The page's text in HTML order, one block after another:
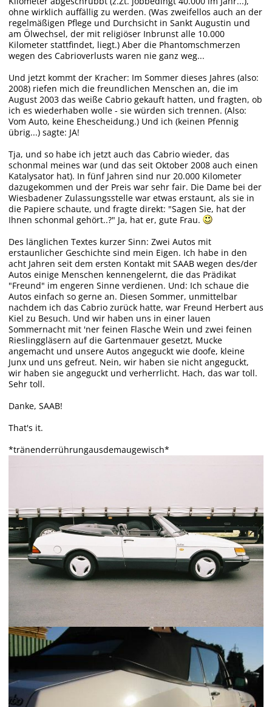
ohne wirklich auffällig zu werden. (Was zweifellos auch an der
regelmäßigen Pflege und Durchsicht in Sankt Augustin und
am Ölwechsel, der mit religiöser Inbrunst alle 10.000
Kilometer stattfindet, liegt.) Aber die Phantomschmerzen
wegen des Cabrioverlusts waren nie ganz weg...
Und jetzt kommt der Kracher: Im Sommer dieses Jahres (also:
2008) riefen mich die freundlichen Menschen an, die im
August 2003 das weiße Cabrio gekauft hatten, und fragten, ob
ich es wiederhaben wolle - sie würden sich trennen. (Also:
Vom Auto, keine Ehescheidung.) Und ich (keinen Pfennig
übrig...) sagte: JA!
Tja, und so habe ich jetzt auch das Cabrio wieder, das
schonmal meines war (und das seit Oktober 2008 auch einen
Katalysator hat). In fünf Jahren sind nur 20.000 Kilometer
dazugekommen und der Preis war sehr fair. Die Dame bei der
Wiesbadener Zulassungsstelle war etwas erstaunt, als sie in
die Papiere schaute, und fragte direkt: "Sagen Sie, hat der
Ihnen schonmal gehört..?" Ja, hat er, gute Frau.
Des länglichen Textes kurzer Sinn: Zwei Autos mit
erstaunlicher Geschichte sind mein Eigen. Ich habe in den
acht Jahren seit dem ersten Kontakt mit SAAB wegen des/der
Autos einige Menschen kennengelernt, die das Prädikat
"Freund" im engeren Sinne verdienen. Und: Ich schaue die
Autos einfach so gerne an. Diesen Sommer, unmittelbar
nachdem ich das Cabrio zurück hatte, war Freund Herbert aus
Kiel zu Besuch. Und wir haben uns in einer lauen
Sommernacht mit 'ner feinen Flasche Wein und zwei feinen
Rieslinggläsern auf die Gartenmauer gesetzt, Mucke
angemacht und unsere Autos angeguckt wie doofe, kleine
Junx und uns gefreut. Nein, wir haben sie nicht angeguckt,
wir haben sie angeguckt und verherrlicht. Hach, das war toll.
Sehr toll.
Danke, SAAB!
That's it.
*tränenderrührungausdemaugewisch*